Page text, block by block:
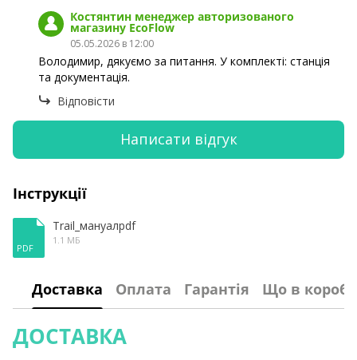
Костянтин менеджер авторизованого
магазину EcoFlow
05.05.2026 в 12:00
Володимир, дякуємо за питання. У комплекті: станція
та документація.
Відповісти
Написати відгук
Інструкції
PDF
Trail_мануалpdf
1.1 МБ
Доставка Оплата Гарантія Що в
ДОСТАВКА